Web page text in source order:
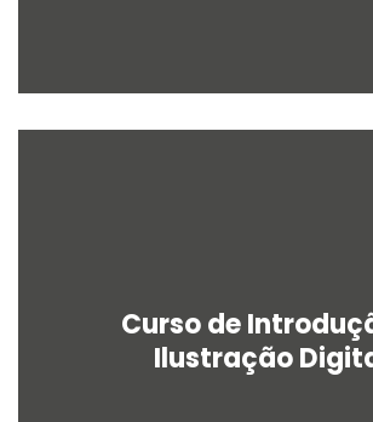
Curso de
Ilustração